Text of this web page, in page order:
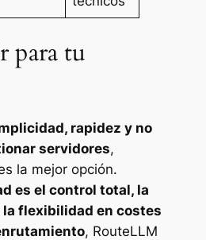
para tu
rapidez y no
servidores,
la mejor opción.
es el control total, la
flexibilidad en costes
, RouteLLM